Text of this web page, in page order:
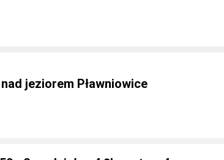
jeziorem Pławniowice